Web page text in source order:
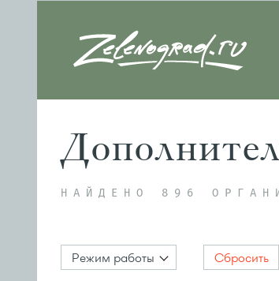
НАЙДЕНО 896
Режим работы Сбросить